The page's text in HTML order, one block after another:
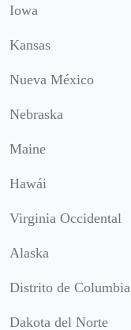
Iowa
Kansas
Nueva México
Nebraska
Maine
Hawái
Virginia Occidental
Alaska
Distrito de Columbia
Dakota del Norte